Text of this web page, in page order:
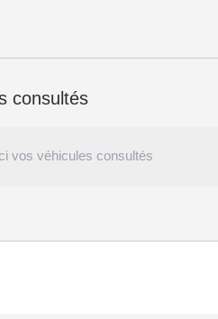
consultés
vos véhicules consultés